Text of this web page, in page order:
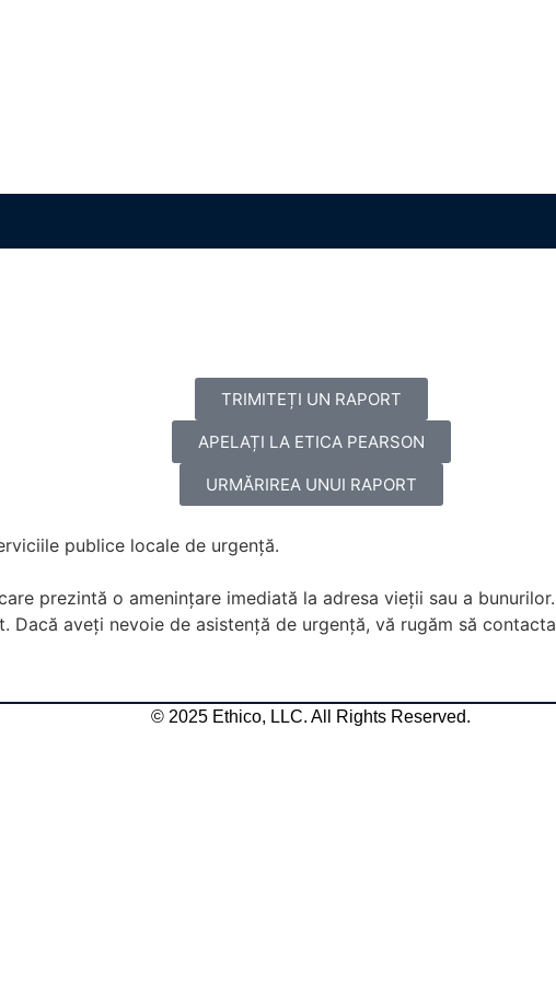
TRIMITEȚI UN RAPORT
APELAȚI LA ETICA PEARSON
URMĂRIREA UNUI RAPORT
publice locale de urgență.
prezintă o amenințare imediată la adresa vieții sau a
Dacă aveți nevoie de asistență de urgență, vă rugăm să
© 2025 Ethico, LLC. All Rights Reserved.